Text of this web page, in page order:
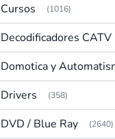
Cursos (1016)
Decodificadores CATV
Drivers (358)
DVD / Blue Ray (2640)